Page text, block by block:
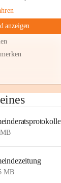
anzeigen
MB